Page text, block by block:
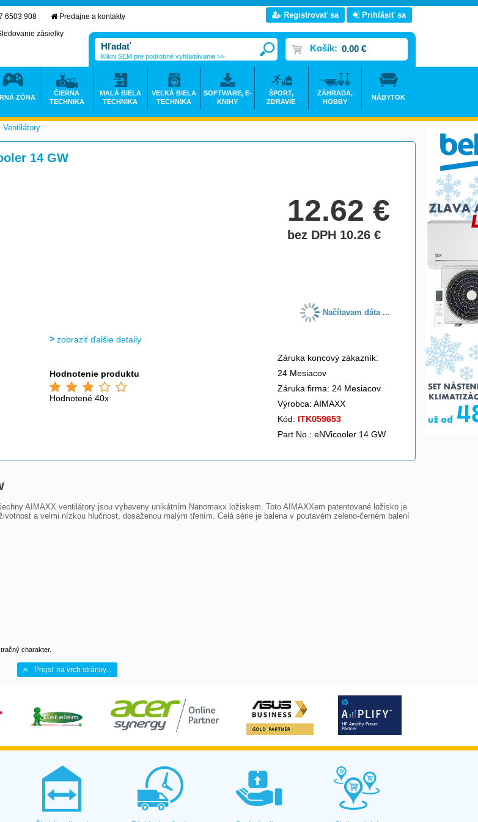
Ventilátory
14 GW
12.62€
bez DPH 10.26€
Načítavam dáta ...
zobraziť ďalšie detaily
Hodnotenie produktu
Hodnotené 40x
Záruka koncový zákazník:
24 Mesiacov
Záruka firma: 24 Mesiacov
Výrobca: AIMAXX
Kód: ITK059653
Part No.: eNVicooler 14 GW
AIMAXX ventilátory jsou vybaveny unikátním Nanomaxx ložiskem. Toto AIMAXXem patentované ložisko je
a velmi nízkou hlučnost, dosaženou malým třením. Celá série je balena v poutavém zeleno-černém balení
charakter.
Prejsť na vrch stránky...
6503 908
Predajne a kontakty
zásielky
Registrovať sa Prihlásiť sa
Košík: 0.00 €
Klikni SEM pre podrobné vyhľadávanie >>
ZÓNA
ČIERNA
TECHNIKA
MALÁ BIELA
TECHNIKA
VEĽKÁ BIELA
TECHNIKA
SOFTWARE, E-
KNIHY
ŠPORT,
ZDRAVIE
ZÁHRADA,
HOBBY
NÁBYTOK